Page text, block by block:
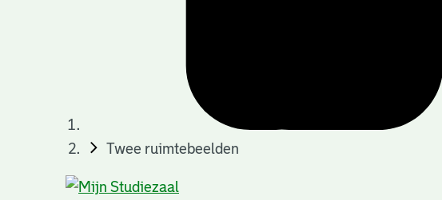
Twee ruimtebeelden